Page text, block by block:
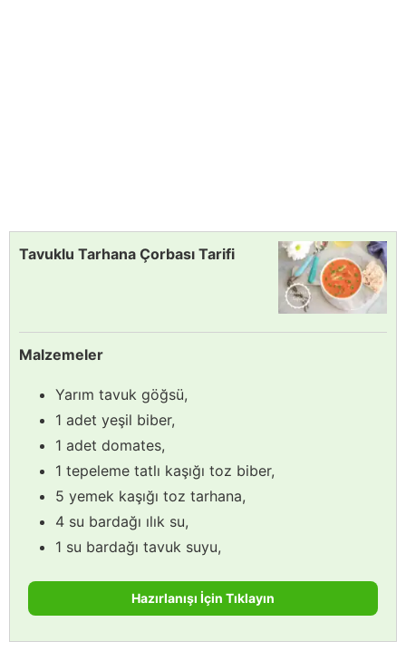
Tavuklu Tarhana Çorbası Tarifi
Malzemeler
Yarım tavuk göğsü,
1 adet yeşil biber,
1 adet domates,
1 tepeleme tatlı kaşığı toz biber,
5 yemek kaşığı toz tarhana,
4 su bardağı ılık su,
1 su bardağı tavuk suyu,
Hazırlanışı İçin Tıklayın